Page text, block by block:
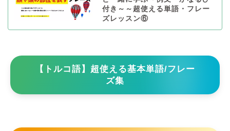
付き～～超使える単語・フレー
ズレッスン⑥
【トルコ語】超使える基本単語/フレー
ズ集